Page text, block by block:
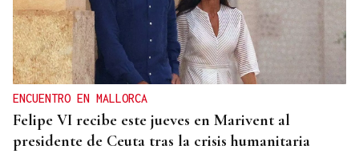
ENCUENTRO EN MALLORCA
Felipe VI recibe este jueves en Marivent al
presidente de Ceuta tras la crisis humanitaria